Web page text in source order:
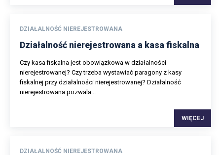
DZIAŁALNOŚĆ NIEREJESTROWANA
Działalność nierejestrowana a kasa fiskalna
Czy kasa fiskalna jest obowiązkowa w działalności
nierejestrowanej? Czy trzeba wystawiać paragony z kasy
fiskalnej przy działalności nierejestrowanej? Działalność
nierejestrowana pozwala...
WIĘCEJ
DZIAŁALNOŚĆ NIEREJESTROWANA